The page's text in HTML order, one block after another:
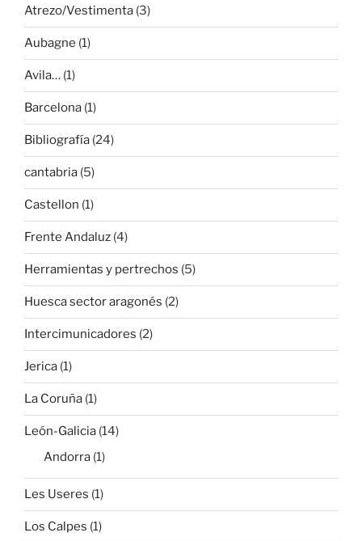
Atrezo/Vestimenta (3)
Aubagne (1)
Avila… (1)
Barcelona (1)
Bibliografía (24)
cantabria (5)
Castellon (1)
Frente Andaluz (4)
Herramientas y pertrechos (5)
Huesca sector aragonés (2)
Intercimunicadores (2)
Jerica (1)
La Coruña (1)
León-Galicia (14)
Andorra (1)
Les Useres (1)
Los Calpes (1)